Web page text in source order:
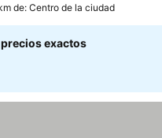
de: Centro de la ciudad
exactos